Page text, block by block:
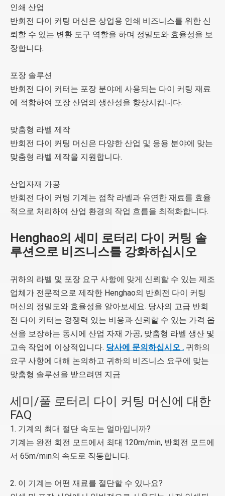
인쇄 산업
반회전 다이 커팅 머신은 상업용 인쇄 비즈니스를 위한 신
뢰할 수 있는 변환 도구 역할을 하며 정밀도와 효율성을 보
장합니다.
포장 솔루션
반회전 다이 커터는 포장 분야에 사용되는 다이 커팅 재료
에 적합하여 포장 산업의 생산성을 향상시킵니다.
맞춤형 라벨 제작
반회전 다이 커팅 머신은 다양한 산업 및 응용 분야에 맞는
맞춤형 라벨 제작을 지원합니다.
산업자재 가공
반회전 다이 커팅 기계는 접착 라벨과 유연한 재료를 효율
적으로 처리하여 산업 환경의 작업 흐름을 최적화합니다.
Henghao의 세미 로터리 다이 커팅 솔
루션으로 비즈니스를 강화하십시오
귀하의 라벨 및 포장 요구 사항에 맞게 신뢰할 수 있는 제조
업체가 전문적으로 제작한 Henghao의 반회전 다이 커팅
머신의 정밀도와 효율성을 알아보세요. 당사의 고급 반회
전 다이 커터는 경쟁력 있는 비용과 신뢰할 수 있는 가격 옵
션을 보장하는 동시에 산업 자재 가공, 맞춤형 라벨 생산 및
고속 작업에 이상적입니다. 당사에 문의하십시오 . 귀하의
요구 사항에 대해 논의하고 귀하의 비즈니스 요구에 맞는
맞춤형 솔루션을 받으려면 지금
세미/풀 로터리 다이 커팅 머신에 대한
FAQ
1. 기계의 최대 절단 속도는 얼마입니까?
기계는 완전 회전 모드에서 최대 120m/min, 반회전 모드에
서 65m/min의 속도로 작동합니다.
2. 이 기계는 어떤 재료를 절단할 수 있나요?